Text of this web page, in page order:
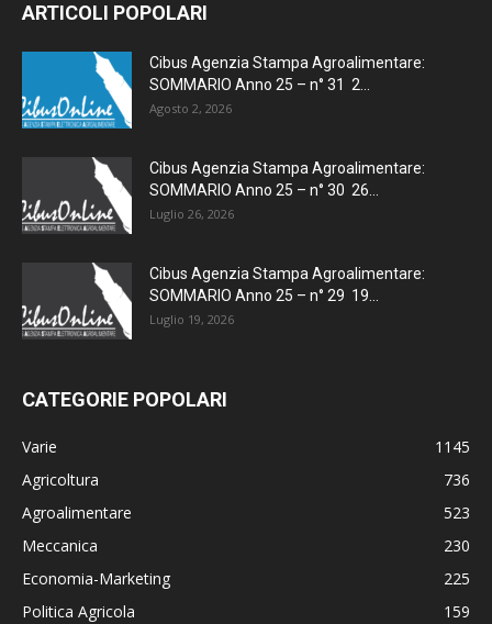
ARTICOLI POPOLARI
Cibus Agenzia Stampa Agroalimentare:
SOMMARIO Anno 25 – n° 31 2...
Agosto 2, 2026
Cibus Agenzia Stampa Agroalimentare:
SOMMARIO Anno 25 – n° 30 26...
Luglio 26, 2026
Cibus Agenzia Stampa Agroalimentare:
SOMMARIO Anno 25 – n° 29 19...
Luglio 19, 2026
CATEGORIE POPOLARI
Varie
1145
Agricoltura
736
Agroalimentare
523
Meccanica
230
Economia-Marketing
225
Politica Agricola
159